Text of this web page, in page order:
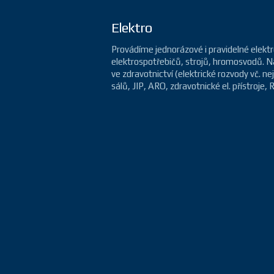
Elektro
Provádíme jednorázové i pravidelné
elektrospotřebičů, strojů, hromosvodů.
ve zdravotnictví (elektrické rozvody vč.
sálů, JIP, ARO, zdravotnické el.